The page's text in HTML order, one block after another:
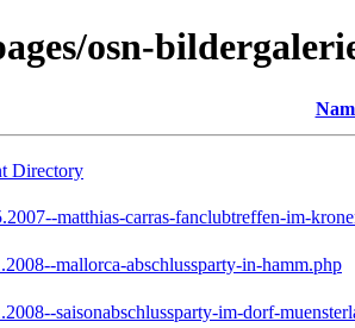
osn-
Directory
matthias-carras-fanclubtreffen-im-
mallorca-abschlussparty-in-hamm.php
saisonabschlussparty-im-dorf-